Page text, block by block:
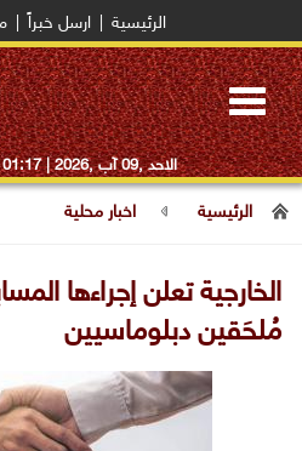
الرئيسية ارسل خبراً
Toggle
navigation
الاحد ,09 آب ,2026 | 01:17 م
الرئيسية اخبار محلية
الخارجية تعلن إجراءها
مُلحَقين دبلوماسيين